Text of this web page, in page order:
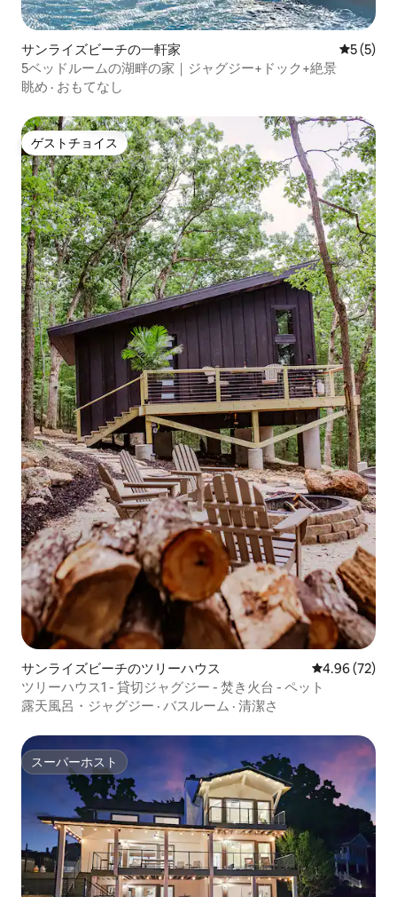
サンライズビーチの一軒家 レビュー
5 (5)
5ベッドルームの湖畔の家｜ジャグジー+ドック+絶景
眺め · おもてなし
ゲストチョイス
ゲストチョイス
サンライズビーチのツリーハウス レビュー72
4.96 (72)
ツリーハウス1 - 貸切ジャグジー - 焚き火台 - ペット
露天風呂・ジャグジー · バスルーム · 清潔さ
スーパーホスト
スーパーホスト